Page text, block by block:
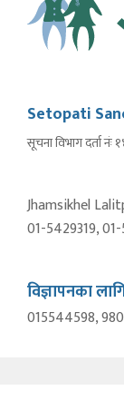
Setopati
सूचना विभाग दर्ता
Jhamsikhel
01-5429319,
विज्ञापनका
015544598,